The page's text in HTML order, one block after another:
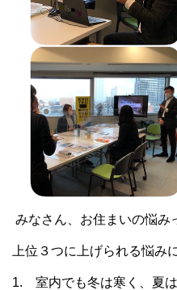
みなさん、お住まいの悩
上位３つに上げられる悩み
1. 室内でも冬は寒く、夏